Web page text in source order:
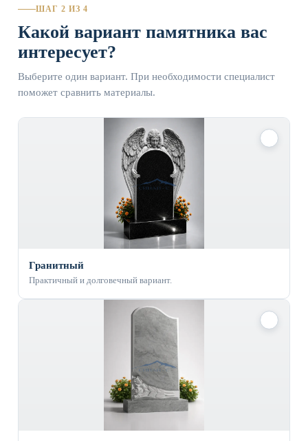
ШАГ 2 ИЗ 4
Какой вариант памятника вас
интересует?
Выберите один вариант. При необходимости специалист
поможет сравнить материалы.
Гранитный
Практичный и долговечный вариант.